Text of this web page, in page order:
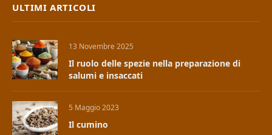
ULTIMI ARTICOLI
13 Novembre 2025
Il ruolo delle spezie nella preparazione di
salumi e insaccati
5 Maggio 2023
Il cumino